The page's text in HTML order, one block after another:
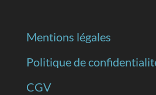
Mentions légales
Politique de
CGV